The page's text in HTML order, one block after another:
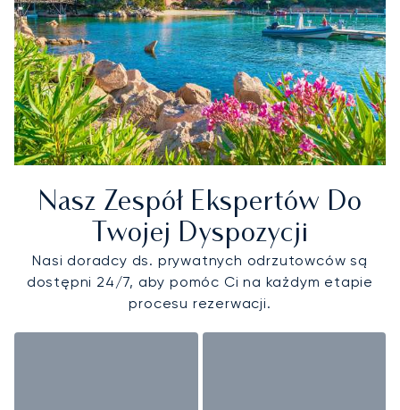
Nasz Zespół Ekspertów Do
Twojej Dyspozycji
Nasi doradcy ds. prywatnych odrzutowców są
dostępni 24/7, aby pomóc Ci na każdym etapie
procesu rezerwacji.